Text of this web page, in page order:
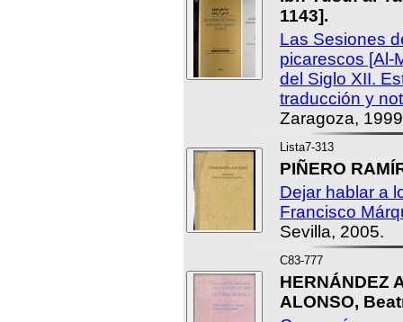
1143].
Las Sesiones
picarescos [Al-
del Siglo XII.
traducción y
Zaragoza,
Lista7-313
PIÑERO
Dejar hablar a
Francisco
Sevilla, 2005.
C83-777
HERNÁNDEZ
ALONSO,